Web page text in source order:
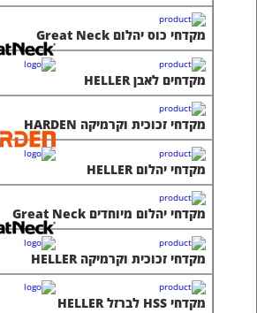
מקדחי כוס יהלום Great Neck
מקדחים לאבן HELLER
מקדחי זכוכית וקרמיקה HARDEN
מקדחי יהלום HELLER
מקדחי יהלום מיוחדים Great Neck
מקדחי זכוכית וקרמיקה HELLER
מקדחי HSS לברזל HELLER